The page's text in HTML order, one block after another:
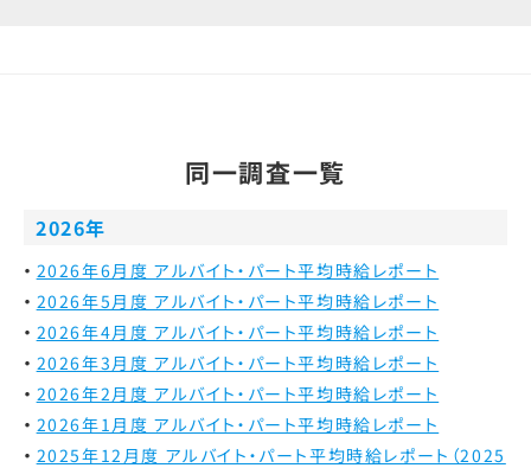
同一調査一覧
2026年
2026年6月度 アルバイト・パート平均時給レポート
2026年5月度 アルバイト・パート平均時給レポート
2026年4月度 アルバイト・パート平均時給レポート
2026年3月度 アルバイト・パート平均時給レポート
2026年2月度 アルバイト・パート平均時給レポート
2026年1月度 アルバイト・パート平均時給レポート
2025年12月度 アルバイト・パート平均時給レポート（2025